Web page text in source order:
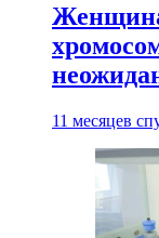
11 месяцев